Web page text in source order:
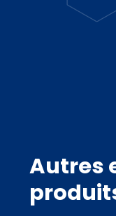
Autres